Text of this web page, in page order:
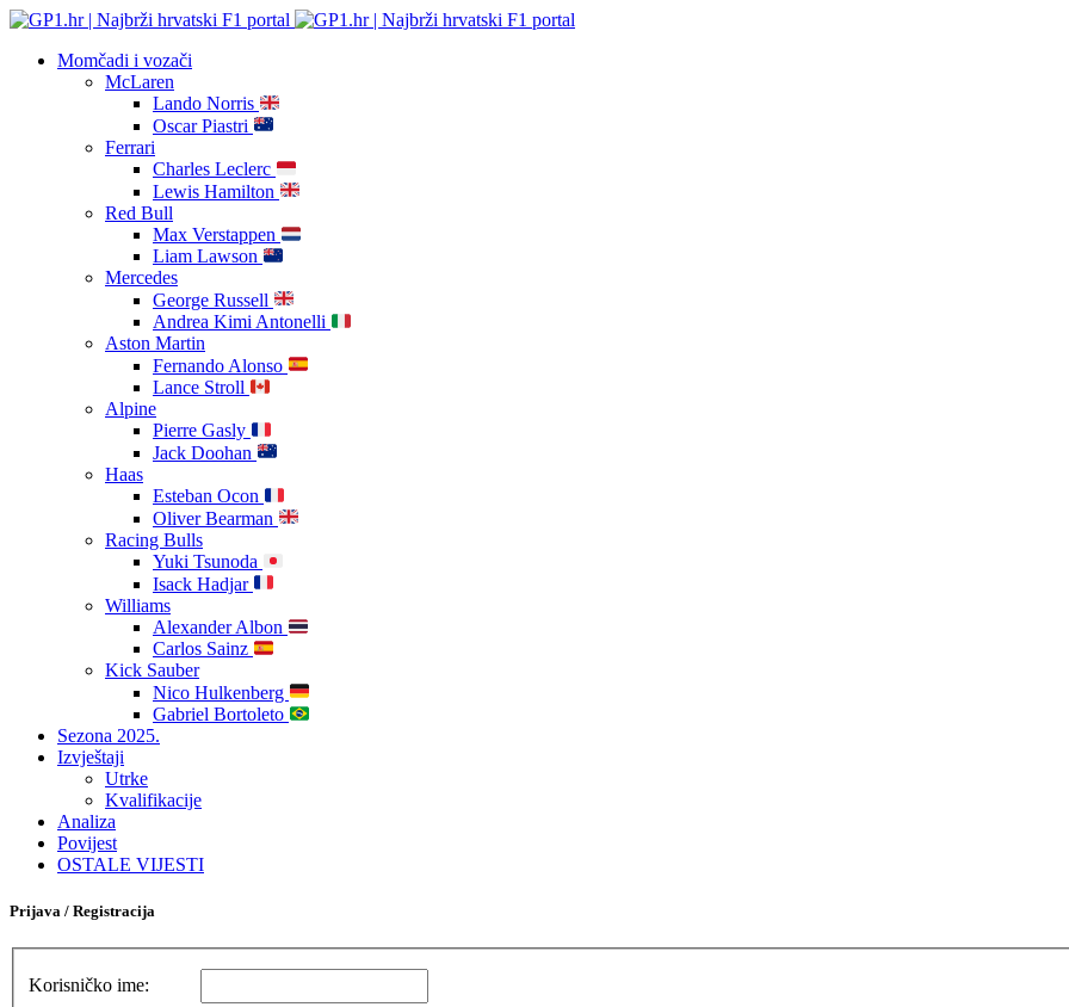
Momčadi i vozači
McLaren
Lando Norris
Oscar Piastri
Ferrari
Charles Leclerc
Lewis Hamilton
Red Bull
Max Verstappen
Liam Lawson
Mercedes
George Russell
Andrea Kimi Antonelli
Aston Martin
Fernando Alonso
Lance Stroll
Alpine
Pierre Gasly
Jack Doohan
Haas
Esteban Ocon
Oliver Bearman
Racing Bulls
Yuki Tsunoda
Isack Hadjar
Williams
Alexander Albon
Carlos Sainz
Kick Sauber
Nico Hulkenberg
Gabriel Bortoleto
Sezona 2025.
Izvještaji
Utrke
Kvalifikacije
Analiza
Povijest
OSTALE VIJESTI
Prijava / Registracija
Korisničko ime: